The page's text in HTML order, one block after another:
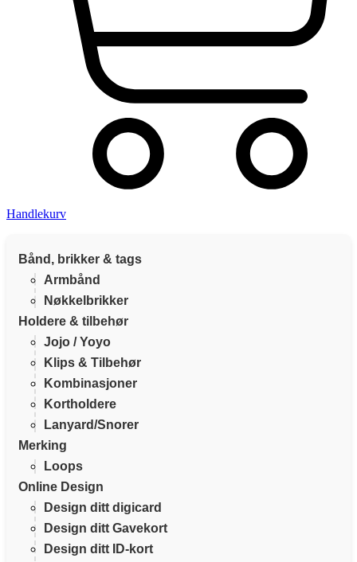
Handlekurv
Bånd, brikker & tags
Armbånd
Nøkkelbrikker
Holdere & tilbehør
Jojo / Yoyo
Klips & Tilbehør
Kombinasjoner
Kortholdere
Lanyard/Snorer
Merking
Loops
Online Design
Design ditt digicard
Design ditt Gavekort
Design ditt ID-kort